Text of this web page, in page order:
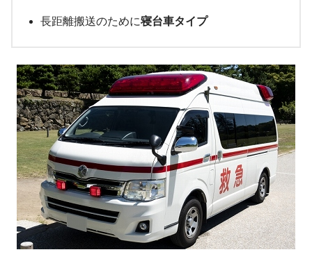
長距離搬送のために寝台車タイプ